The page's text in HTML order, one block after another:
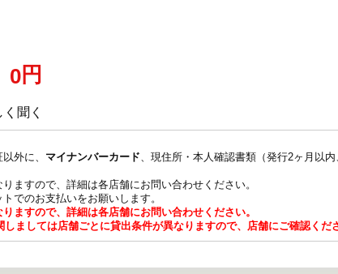
0円
聞く
外に、 マイナンバーカード 、現住所・本人確認書類（発行2ヶ月以
ますので、詳細は各店舗にお問い合わせください。
でのお支払いをお願いします。
ますので、詳細は各店舗にお問い合わせください。
ましては店舗ごとに貸出条件が異なりますので、店舗にご確認くだ